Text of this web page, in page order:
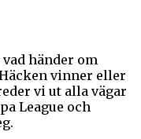
vad händer om
vinner eller
vi ut alla vägar
League och